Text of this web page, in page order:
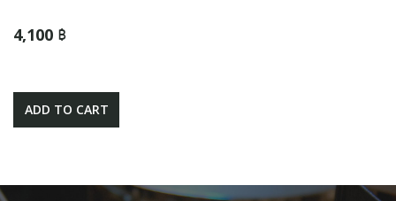
4,100 ฿
ADD TO CART